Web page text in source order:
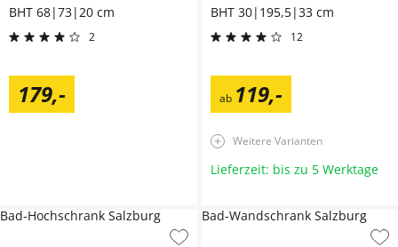
BHT 68|73|20 cm
2
179,-
BHT 30|195,5|33 cm
12
ab 119,-
Weitere Varianten
Lieferzeit: bis zu 5 Werktage
Bad-Hochschrank Salzburg Bad-Wandschrank Salzburg